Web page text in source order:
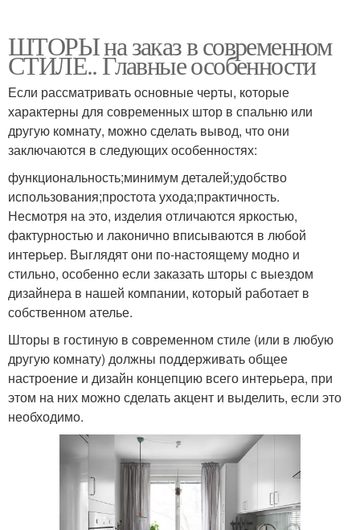
ШТОРЫ на заказ в современном
СТИЛЕ.. Главные особенности
Если рассматривать основные черты, которые
характерны для современных штор в спальню или
другую комнату, можно сделать вывод, что они
заключаются в следующих особенностях:
функциональность;минимум деталей;удобство
использования;простота ухода;практичность.
Несмотря на это, изделия отличаются яркостью,
фактурностью и лаконично вписываются в любой
интерьер. Выглядят они по-настоящему модно и
стильно, особенно если заказать шторы с выездом
дизайнера в нашей компании, который работает в
собственном ателье.
Шторы в гостиную в современном стиле (или в любую
другую комнату) должны поддерживать общее
настроение и дизайн концепцию всего интерьера, при
этом на них можно сделать акцент и выделить, если это
необходимо.